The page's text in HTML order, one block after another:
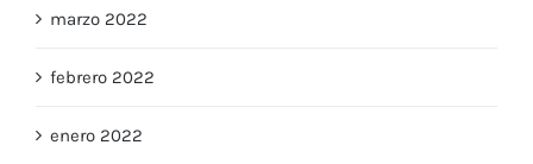
marzo 2022
febrero 2022
enero 2022